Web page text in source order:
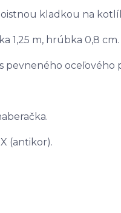
kladkou na
1,25 m, hrúbka 0,8 cm.
pevneného oceľového
(antikor).